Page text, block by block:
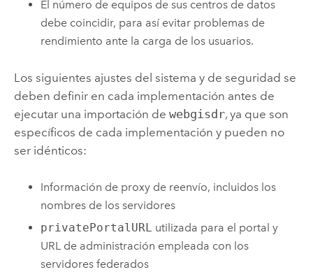
El número de equipos de sus centros de datos
debe coincidir, para así evitar problemas de
rendimiento ante la carga de los usuarios.
Los siguientes ajustes del sistema y de seguridad se
deben definir en cada implementación antes de
ejecutar una importación de webgisdr, ya que son
específicos de cada implementación y pueden no
ser idénticos:
Información de proxy de reenvío, incluidos los
nombres de los servidores
privatePortalURL utilizada para el portal y
URL de administración empleada con los
servidores federados